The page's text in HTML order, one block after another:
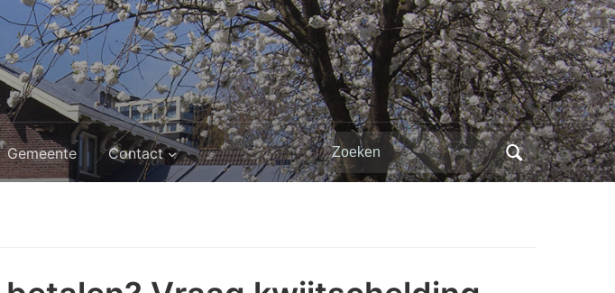
Gemeente Contact
Zoeken
naar: